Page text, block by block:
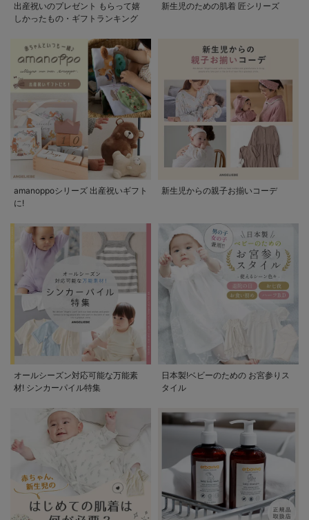
出産祝いのプレゼント もらって嬉
しかったもの・ギフトランキング
新生児のための肌着 匠シリーズ
amanoppoシリーズ 出産祝いギフト
に!
新生児からの親子お揃いコーデ
オールシーズン対応可能な万能素
材! シンカーパイル特集
日本製!ベビーのための お宮参りス
タイル